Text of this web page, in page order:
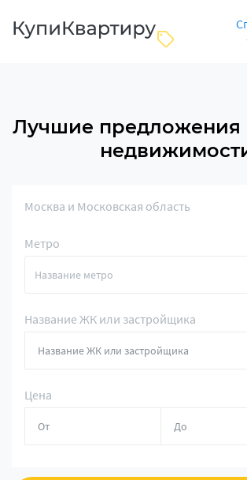
Лучшие предложения
Москва и Московская область
Метро
Название ЖК или застройщика
Цена